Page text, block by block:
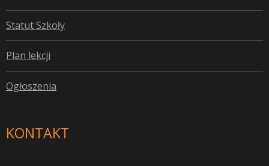
Statut Szkoły
Plan lekcji
Ogłoszenia
KONTAKT